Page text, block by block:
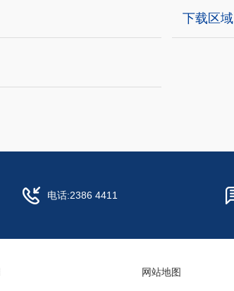
下载区域
电话:2386 4411
网站地图